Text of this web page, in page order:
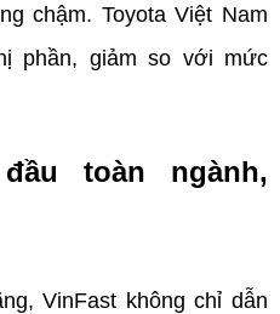
chậm. Toyota Việt Nam
phần, giảm so với mức
toàn ngành,
VinFast không chỉ dẫn